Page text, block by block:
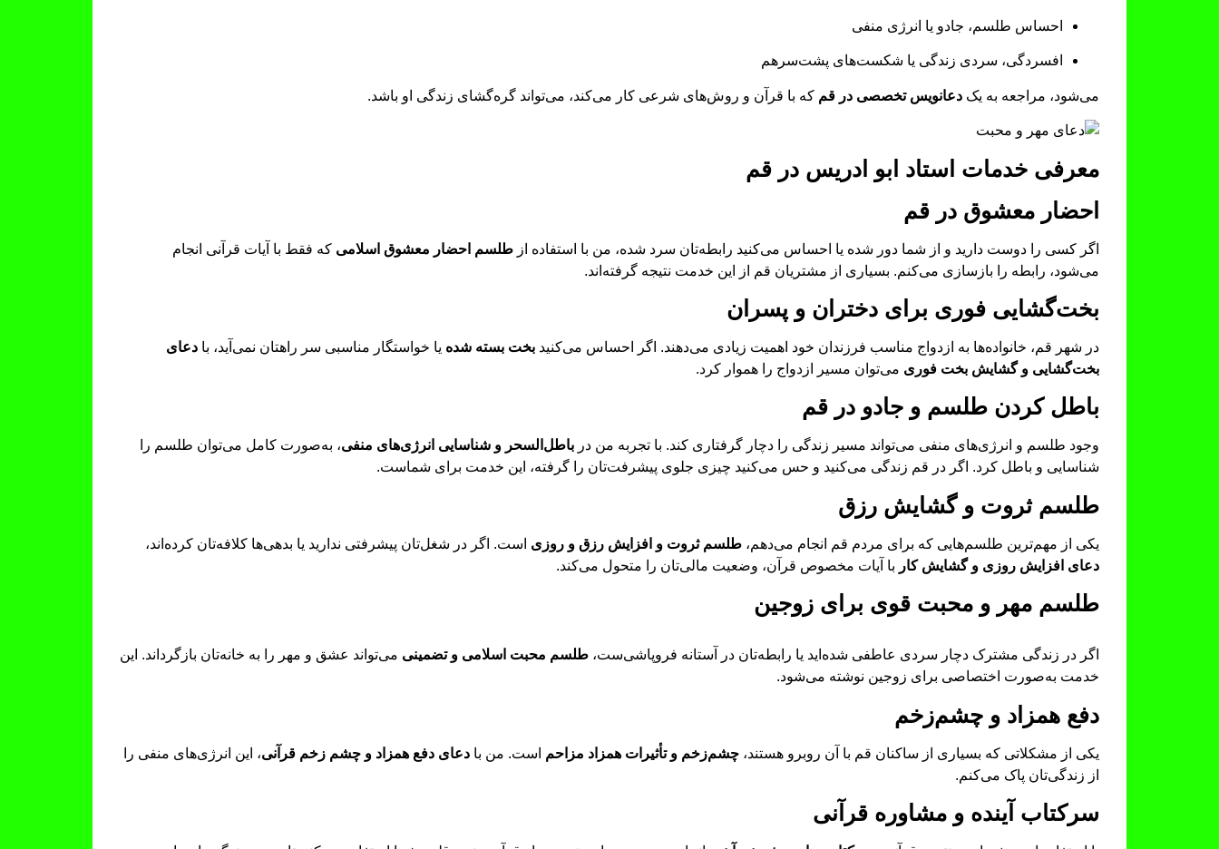
احساس طلسم، جادو یا انرژی منفی
افسردگی، سردی زندگی یا شکست‌های پشت‌سرهم
می‌شود، مراجعه به یک دعانویس تخصصی در قم که با قرآن و روش‌های شرعی کار می‌کند، می‌تواند گره‌گشای زندگی او باشد.
معرفی خدمات استاد ابو ادریس در قم
احضار معشوق در قم
اگر کسی را دوست دارید و از شما دور شده یا احساس می‌کنید رابطه‌تان سرد شده، من با استفاده از طلسم احضار معشوق اسلامی که فقط با آیات قرآنی انجام
می‌شود، رابطه را بازسازی می‌کنم. بسیاری از مشتریان قم از این خدمت نتیجه گرفته‌اند.
بخت‌گشایی فوری برای دختران و پسران
در شهر قم، خانواده‌ها به ازدواج مناسب فرزندان خود اهمیت زیادی می‌دهند. اگر احساس می‌کنید بخت بسته شده یا خواستگار مناسبی سر راهتان نمی‌آید، با دعای
بخت‌گشایی و گشایش بخت فوری می‌توان مسیر ازدواج را هموار کرد.
باطل کردن طلسم و جادو در قم
وجود طلسم و انرژی‌های منفی می‌تواند مسیر زندگی را دچار گرفتاری کند. با تجربه من در باطل‌السحر و شناسایی انرژی‌های منفی، به‌صورت کامل می‌توان طلسم را
شناسایی و باطل کرد. اگر در قم زندگی می‌کنید و حس می‌کنید چیزی جلوی پیشرفت‌تان را گرفته، این خدمت برای شماست.
طلسم ثروت و گشایش رزق
یکی از مهم‌ترین طلسم‌هایی که برای مردم قم انجام می‌دهم، طلسم ثروت و افزایش رزق و روزی است. اگر در شغل‌تان پیشرفتی ندارید یا بدهی‌ها کلافه‌تان کرده‌اند،
دعای افزایش روزی و گشایش کار با آیات مخصوص قرآن، وضعیت مالی‌تان را متحول می‌کند.
طلسم مهر و محبت قوی برای زوجین
اگر در زندگی مشترک دچار سردی عاطفی شده‌اید یا رابطه‌تان در آستانه فروپاشی‌ست، طلسم محبت اسلامی و تضمینی می‌تواند عشق و مهر را به خانه‌تان بازگرداند. این
خدمت به‌صورت اختصاصی برای زوجین نوشته می‌شود.
دفع همزاد و چشم‌زخم
یکی از مشکلاتی که بسیاری از ساکنان قم با آن روبرو هستند، چشم‌زخم و تأثیرات همزاد مزاحم است. من با دعای دفع همزاد و چشم زخم قرآنی، این انرژی‌های منفی را
از زندگی‌تان پاک می‌کنم.
سرکتاب آینده و مشاوره قرآنی